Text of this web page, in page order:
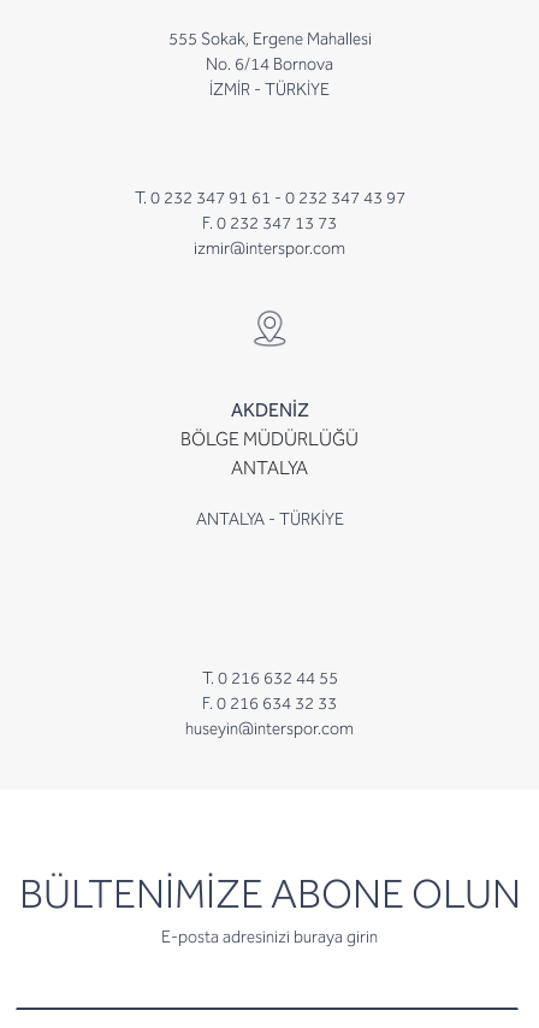
555 Sokak, Ergene Mahallesi
No. 6/14 Bornova
İZMİR - TÜRKİYE
T. 0 232 347 91 61 - 0 232 347 43 97
F. 0 232 347 13 73
izmir@interspor.com
AKDENİZ
BÖLGE MÜDÜRLÜĞÜ
ANTALYA
ANTALYA - TÜRKİYE
T. 0 216 632 44 55
F. 0 216 634 32 33
huseyin@interspor.com
BÜLTENİMİZE ABONE OLUN
E-posta adresinizi buraya girin
newsletter